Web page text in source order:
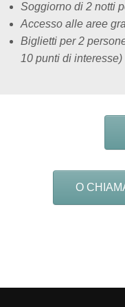
Soggiorno di 2 notti
Accesso alle aree
Biglietti per 2
10 punti di interesse)
O